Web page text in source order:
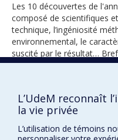
Les 10 découvertes de
composé de scientifiques
technique, l’ingéniosité
environnemental, le
suscité par le résultat…
L’UdeM reconnaît
la vie privée
L’utilisation de témoins